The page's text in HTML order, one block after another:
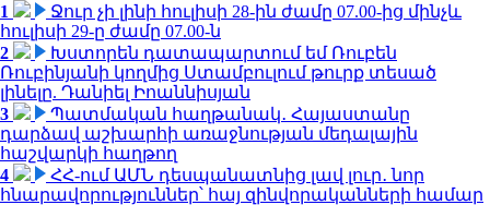
1
Ջուր չի լինի հուլիսի 28-ին ժամը 07.00-ից մինչև
հուլիսի 29-ը ժամը 07.00-ն
2
Խստորեն դատապարտում եմ Ռուբեն
Ռուբինյանի կողմից Ստամբուլում թուրք տեսած
լինելը. Դանիել Իոաննիսյան
3
Պատմական հաղթանակ․ Հայաստանը
դարձավ աշխարհի առաջնության մեդալային
հաշվարկի հաղթող
4
ՀՀ-ում ԱՄՆ դեսպանատնից լավ լուր․ նոր
հնարավորություններ՝ հայ զինվորականների համար